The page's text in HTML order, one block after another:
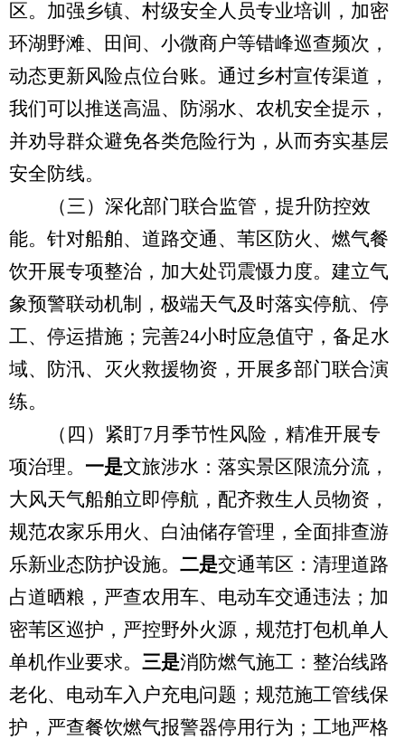
区。 加强乡镇、村级安全人员专业培训，加密
环湖野滩、田间、小微商户等错峰巡查频次，
动态更新风险点位台账。通过乡村宣传渠道，
我们可以推送高温、防溺水、农机安全提示，
并劝导群众避免各类危险行为，从而夯实基层
安全防线。
（三）深化部门联合监管，提升防控效
能。 针对船舶、道路交通、苇区防火、燃气餐
饮开展专项整治，加大处罚震慑力度。建立气
象预警联动机制，极端天气及时落实停航、停
工、停运措施；完善24小时应急值守，备足水
域、防汛、灭火救援物资，开展多部门联合演
练。
（四）紧盯7 月季节性风险，精准开展专
项治理。 一是文旅涉水：落实景区限流分流，
大风天气船舶立即停航，配齐救生人员物资，
规范农家乐用火、白油储存管理，全面排查游
乐新业态防护设施。 二是交通苇区：清理道路
占道晒粮，严查农用车、电动车交通违法；加
密苇区巡护，严控野外火源，规范打包机单人
单机作业要求。 三是消防燃气施工：整治线路
老化、电动车入户充电问题；规范施工管线保
护，严查餐饮燃气报警器停用行为；工地严格